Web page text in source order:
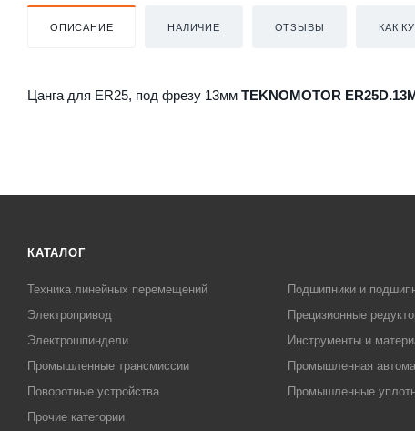
ОПИСАНИЕ НАЛИЧИЕ ОТЗЫВЫ КАК
Цанга для ER25, под фрезу 13мм TEKNOMOTOR
КАТАЛОГ
Техника линейных перемещений
Подшипники и
Электропривод
Прецизионные
Электрошпиндели
Инструменты и
Промышленные трансмиссии
Промышленная
Поворотные устройства
Промышленные
Прочие категории